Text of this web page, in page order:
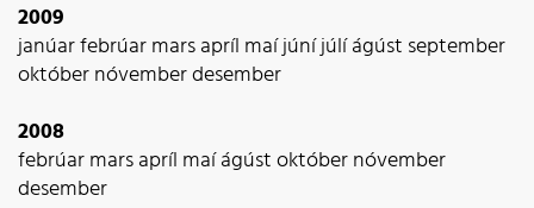
2009
janúarfebrúarmarsapríl maíjúníjúlíágúst september
októbernóvemberdesember
2008
febrúarmarsapríl maíágústoktóbernóvember
desember